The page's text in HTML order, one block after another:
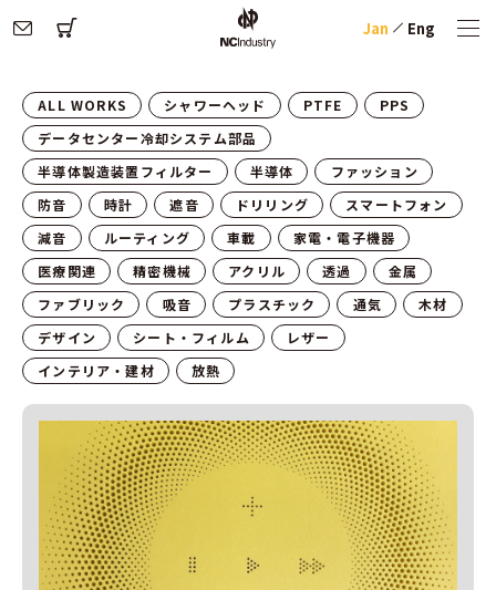
Jan Eng
ALL WORKS シャワーヘッド PTFE
PPS
データセンター冷却システム部品
半導体製造装置フィルター
半導体
ファッション
防音
時計 遮音 ドリリング
スマートフォン
減音
ルーティング 車載
家電・電子機器
医療関連
精密機械 アクリル 透過
金属
ファブリック
吸音 プラスチック 通気
木材
デザイン
シート・フィルム
レザー
インテリア・建材
放熱